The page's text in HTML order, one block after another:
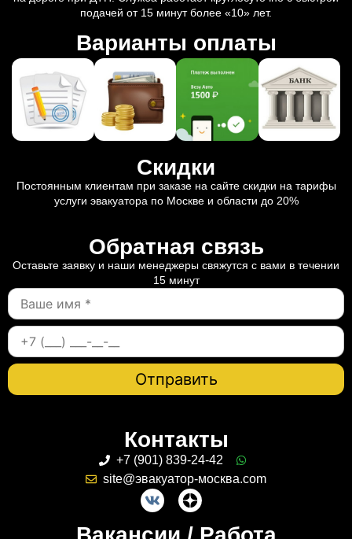
подачей от 15 минут более «10» лет.
Варианты оплаты
Скидки
Постоянным клиентам при заказе на сайте скидки на тарифы
услуги эвакуатора по Москве и области до 20%
Обратная связь
Оставьте заявку и наши менеджеры свяжутся с вами в течении
15 минут
Контакты
+7 (901) 839-24-42
site@эвакуатор-москва.com